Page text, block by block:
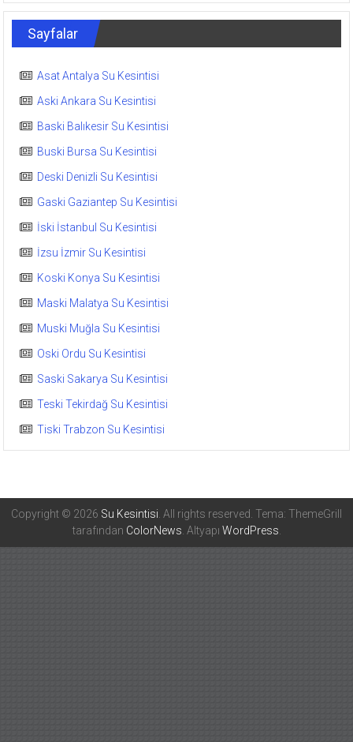
Sayfalar
Asat Antalya Su Kesintisi
Aski Ankara Su Kesintisi
Baski Balıkesir Su Kesintisi
Buski Bursa Su Kesintisi
Deski Denizli Su Kesintisi
Gaski Gaziantep Su Kesintisi
İski İstanbul Su Kesintisi
İzsu İzmir Su Kesintisi
Koski Konya Su Kesintisi
Maski Malatya Su Kesintisi
Muski Muğla Su Kesintisi
Oski Ordu Su Kesintisi
Saski Sakarya Su Kesintisi
Teski Tekirdağ Su Kesintisi
Tiski Trabzon Su Kesintisi
Copyright © 2026 Su Kesintisi . All rights reserved. Tema: ThemeGrill
tarafından ColorNews . Altyapı WordPress